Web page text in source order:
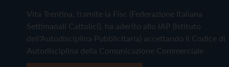
Vita Trentina, tramite la Fisc (Federazione Italiana
Settimanali Cattolici), ha aderito allo IAP (Istituto
dell'Autodisciplina Pubblicitaria) accettando il Codice di
Autodisciplina della Comunicazione Commerciale